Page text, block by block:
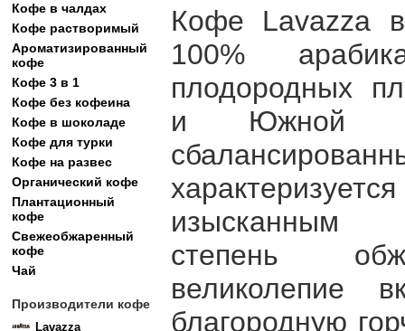
Кофе в чалдах
Кофе растворимый
Ароматизированный
кофе
Кофе 3 в 1
Кофе без кофеина
Кофе в шоколаде
Кофе для турки
Кофе на развес
Органический кофе
Плантационный
кофе
Свежеобжаренный
кофе
Чай
Производители кофе
Lavazza
Кофе Lavazza
100%
плодородных
и Южной
изысканным
степень
великолепие
благородную